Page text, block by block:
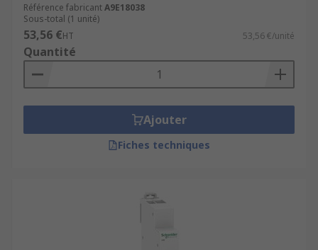
Référence fabricantA9E18038
Sous-total (1 unité)
53,56 €HT 53,56 €/unité
Quantité
Ajouter
Fiches techniques